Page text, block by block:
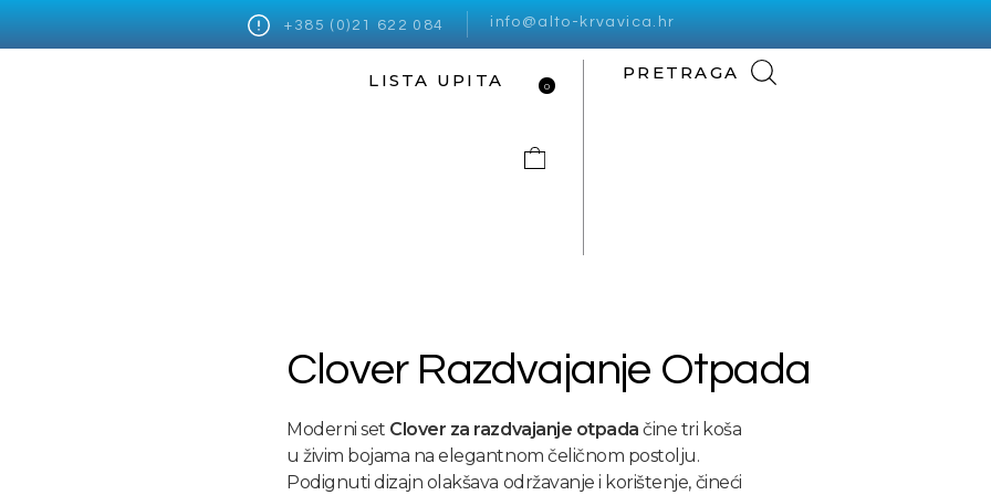
+385 (0)21 622 084 info@alto-krvavica.hr
0
LISTA UPITA PRETRAGA
Clover Razdvajanje Otpada
Moderni set Clover za razdvajanje otpada čine tri koša
u živim bojama na elegantnom čeličnom postolju.
Podignuti dizajn olakšava održavanje i korištenje, čineći